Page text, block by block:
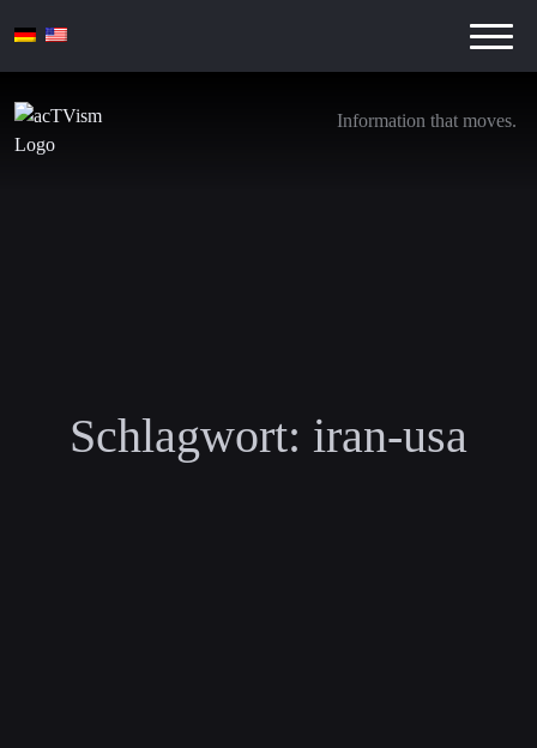
Information that moves.
Schlagwort: iran-usa